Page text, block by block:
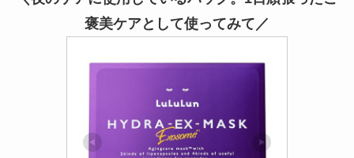
褒美ケアとして使ってみて／